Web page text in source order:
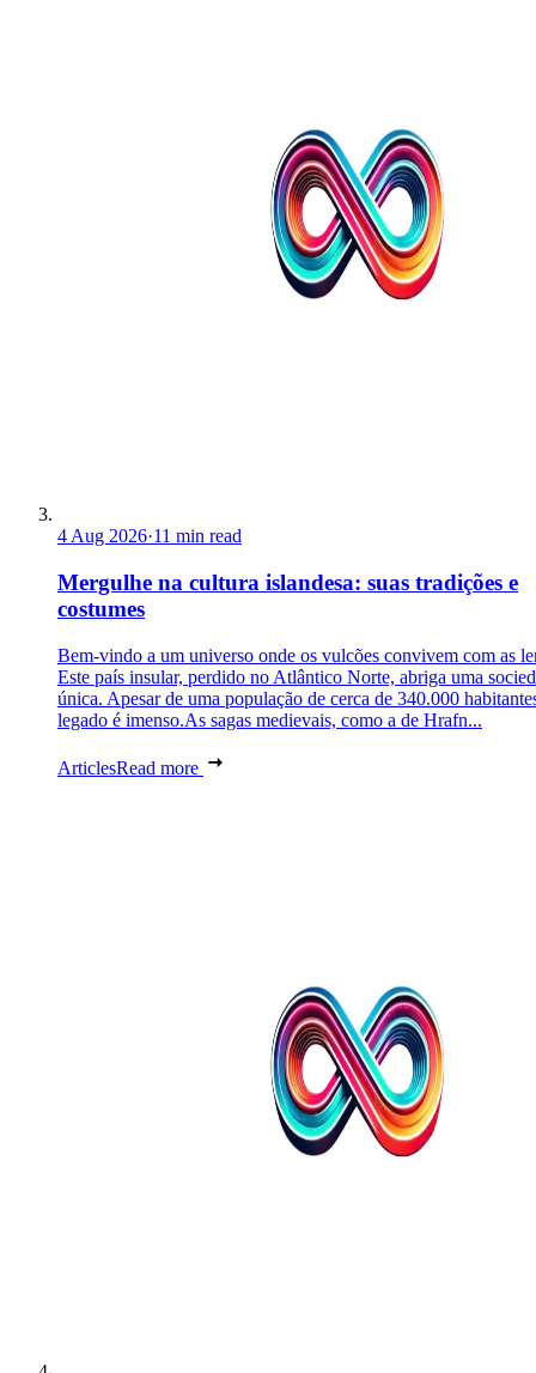
4 Aug 2026·11 min read
Mergulhe na cultura islandesa: suas tradições e
costumes
Bem-vindo a um universo onde os vulcões convivem com as
Este país insular, perdido no Atlântico Norte, abriga uma
única. Apesar de uma população de cerca de 340.000
legado é imenso.As sagas medievais, como a de Hrafn...
ArticlesRead more